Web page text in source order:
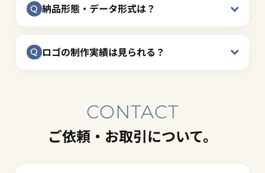
納品形態・データ形式は？
ロゴの制作実績は見られる？
CONTACT
ご依頼・お取引について。